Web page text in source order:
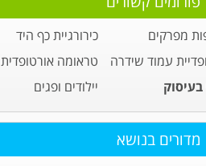
מפרקים
כירורגיית כף היד
עמוד שידרה
טראומה אורטופדית
בעיסוק
יילודים ופגים
מדורים בנושא